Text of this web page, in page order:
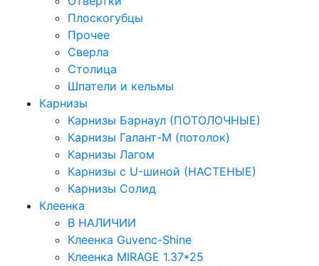
Плоскогубцы
Прочее
Сверла
Столица
Шпатели и кельмы
Карнизы
Карнизы Барнаул (ПОТОЛОЧНЫЕ)
Карнизы Галант-М (потолок)
Карнизы Лагом
Карнизы с U-шиной (НАСТЕНЫЕ)
Карнизы Солид
Клеенка
В НАЛИЧИИ
Клеенка Guvenc-Shine
Клеенка MIRAGE 1.37*25